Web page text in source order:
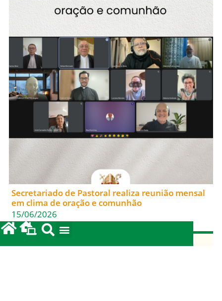
Secretariado de Pastoral realiza reunião mensal
em clima de oração e comunhão
15/06/2026